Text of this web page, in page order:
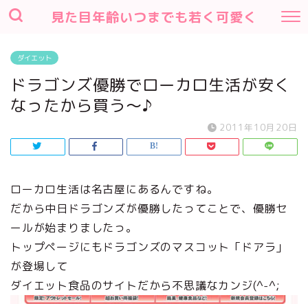
見た目年齢いつまでも若く可愛く
ダイエット
ドラゴンズ優勝でローカロ生活が安く
なったから買う～♪
2011年10月20日
ローカロ生活は名古屋にあるんですね。
だから中日ドラゴンズが優勝したってことで、優勝セ
ールが始まりましたっ。
トップページにもドラゴンズのマスコット「ドアラ」
が登場して
ダイエット食品のサイトだから不思議なカンジ(^-^;